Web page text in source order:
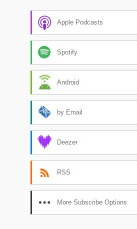
Apple Podcasts
Spotify
Android
by Email
Deezer
RSS
More Subscribe Options